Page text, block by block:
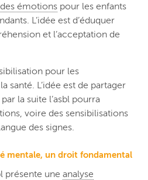
émotions pour les enfants
L’idée est d’éduquer
et l’acceptation de
pour les
santé. L’idée est de partager
la suite l’asbl pourra
voire des sensibilisations
des signes.
mentale, un droit fondamental
présente uneanalyse